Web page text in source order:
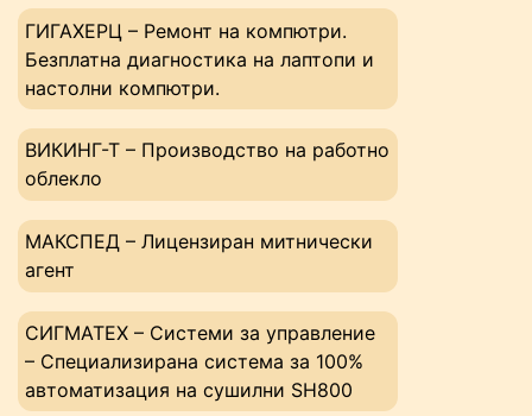
ГИГАХЕРЦ – Ремонт на компютри.
Безплатна диагностика на лаптопи и
настолни компютри.
ВИКИНГ-Т – Производство на работно
облекло
МАКСПЕД – Лицензиран митнически
агент
СИГМАТЕХ – Системи за управление
– Специализирана система за 100%
автоматизация на сушилни SH800